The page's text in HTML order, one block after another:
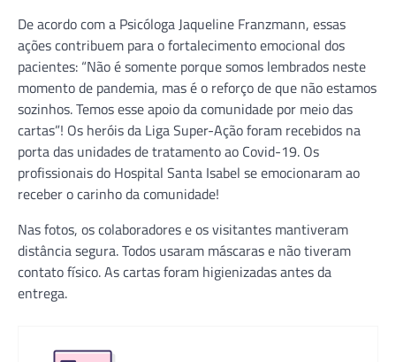
De acordo com a Psicóloga Jaqueline Franzmann, essas
ações contribuem para o fortalecimento emocional dos
pacientes: “Não é somente porque somos lembrados neste
momento de pandemia, mas é o reforço de que não estamos
sozinhos. Temos esse apoio da comunidade por meio das
cartas”! Os heróis da Liga Super-Ação foram recebidos na
porta das unidades de tratamento ao Covid-19. Os
profissionais do Hospital Santa Isabel se emocionaram ao
receber o carinho da comunidade!
Nas fotos, os colaboradores e os visitantes mantiveram
distância segura. Todos usaram máscaras e não tiveram
contato físico. As cartas foram higienizadas antes da
entrega.